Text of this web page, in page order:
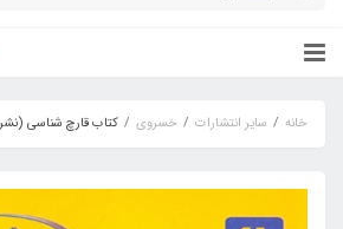
خانه سایر انتشارات خسروی کتاب قارچ شناسی